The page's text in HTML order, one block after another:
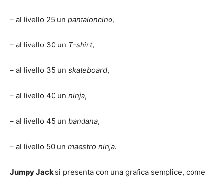
– al livello 25 un pantaloncino,
– al livello 30 un T-shirt,
– al livello 35 un skateboard,
– al livello 40 un ninja,
– al livello 45 un bandana,
– al livello 50 un maestro ninja.
Jumpy Jack si presenta con una grafica semplice, come